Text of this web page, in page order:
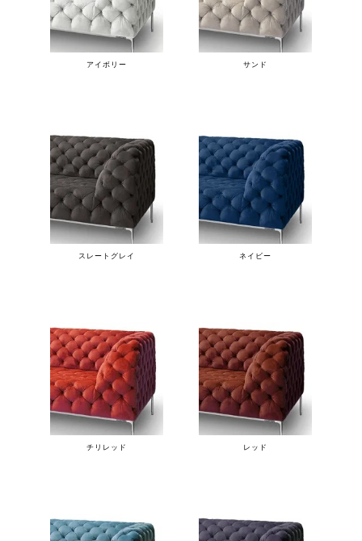
アイボリー サンド
スレートグレイ ネイビー
チリレッド レッド